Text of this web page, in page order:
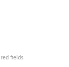
fields